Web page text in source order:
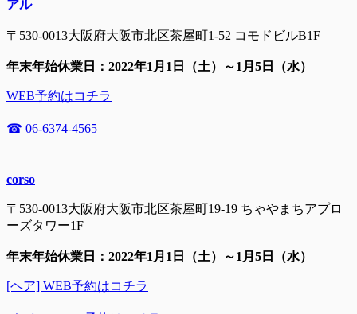
アル
〒530-0013大阪府大阪市北区茶屋町1-52 コモドビルB1F
年末年始休業日：2022年1月1日（土）～1月5日（水）
WEB予約はコチラ
☎ 06-6374-4565
corso
〒530-0013大阪府大阪市北区茶屋町19-19 ちゃやまちアプロ
ーズタワー1F
年末年始休業日：2022年1月1日（土）～1月5日（水）
[ヘア] WEB予約はコチラ